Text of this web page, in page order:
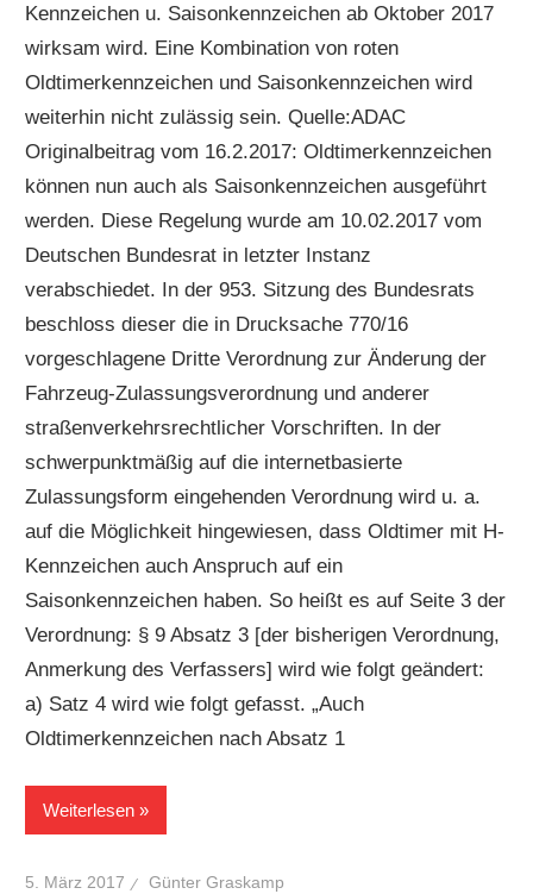
Kennzeichen u. Saisonkennzeichen ab Oktober 2017
wirksam wird. Eine Kombination von roten
Oldtimerkennzeichen und Saisonkennzeichen wird
weiterhin nicht zulässig sein. Quelle:ADAC
Originalbeitrag vom 16.2.2017: Oldtimerkennzeichen
können nun auch als Saisonkennzeichen ausgeführt
werden. Diese Regelung wurde am 10.02.2017 vom
Deutschen Bundesrat in letzter Instanz
verabschiedet. In der 953. Sitzung des Bundesrats
beschloss dieser die in Drucksache 770/16
vorgeschlagene Dritte Verordnung zur Änderung der
Fahrzeug-Zulassungsverordnung und anderer
straßenverkehrsrechtlicher Vorschriften. In der
schwerpunktmäßig auf die internetbasierte
Zulassungsform eingehenden Verordnung wird u. a.
auf die Möglichkeit hingewiesen, dass Oldtimer mit H-
Kennzeichen auch Anspruch auf ein
Saisonkennzeichen haben. So heißt es auf Seite 3 der
Verordnung: § 9 Absatz 3 [der bisherigen Verordnung,
Anmerkung des Verfassers] wird wie folgt geändert:
a) Satz 4 wird wie folgt gefasst. „Auch
Oldtimerkennzeichen nach Absatz 1
Weiterlesen
5. März 2017 Günter Graskamp